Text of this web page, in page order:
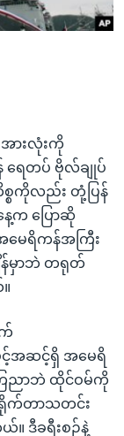
ားလုံးကို
ရေတပ် ဗိုလ်ချုပ်
စကိုလည်း တုံ့ပြန်
က ပြောဆို
ေရိကန်အကြီး
န်မှာဘဲ တရုတ်
င့်အဆင့်ရှိ အမေရိ
ေညာဘဲ ထိုင်ဝမ်ကို
ရိုက်တာသတင်း
။ ဒီခရီးစဉ်နဲ့